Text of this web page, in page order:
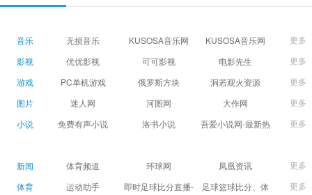
音乐 无损音乐 KUSOSA音乐网 KUSOSA音乐网
更多
影视
优优影视 可可影视 电影先生
更多
游戏
PC单机游戏 俄罗斯方块 洞若观火资源
更多
图片
迷人网 河图网 大作网
更多
小说
免费有声小说 洛书小说
吾爱小说网-最新热
更多
新闻 体育频道 环球网 凤凰资讯
更多
体育
运动助手
即时足球比分直播-
足球篮球比分、体
更多